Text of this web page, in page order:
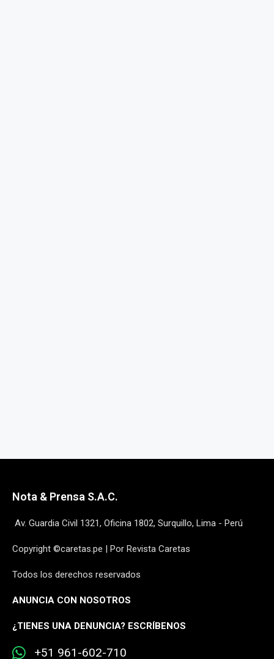
Nota & Prensa S.A.C.
Av. Guardia Civil 1321, Oficina 1802, Surquillo, Lima - Perú
Copyright ©caretas.pe | Por Revista Caretas
Todos los derechos reservados
ANUNCIA CON NOSOTROS
¿TIENES UNA DENUNCIA? ESCRÍBENOS
+51 961-602-710